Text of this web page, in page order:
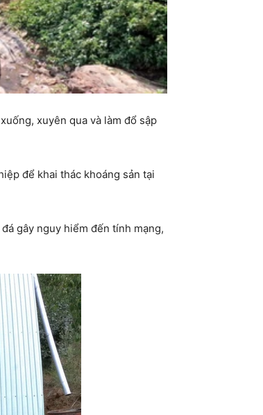
xuyên qua và làm đổ sập
để khai thác khoáng sản tại
gây nguy hiểm đến tính mạng,